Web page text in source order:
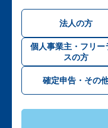
法人の方
個人事業主・フリー
スの方
確定申告・その